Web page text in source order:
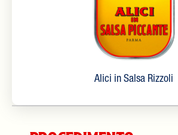
Alici in Salsa Rizzoli